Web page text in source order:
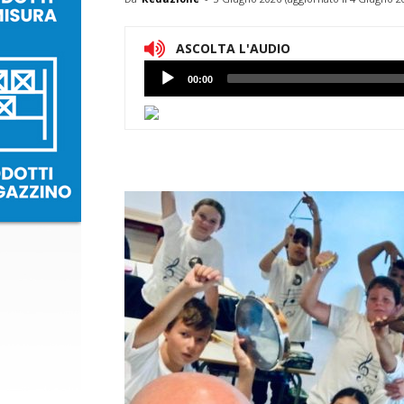
ASCOLTA L'AUDIO
Lettore
Audio
00:00